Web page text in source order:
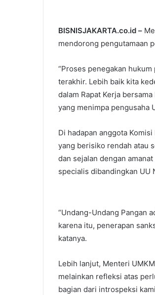
BISNISJAKARTA.co.id –
mendorong pengutamaan
“Proses penegakan
terakhir. Lebih baik kita
dalam Rapat Kerja
yang menimpa pengusaha
Di hadapan anggota
yang berisiko rendah atau
dan sejalan dengan
specialis dibandingkan UU
“Undang-Undang Pangan
karena itu, penerapan
katanya.
Lebih lanjut, Menteri
melainkan refleksi atas
bagian dari introspeksi